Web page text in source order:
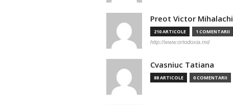
Preot Victor Mihalachi
210 ARTICOLE 1 COMENTARII
http://www.ortodoxia.md
Cvasniuc Tatiana
88 ARTICOLE 0 COMENTARII